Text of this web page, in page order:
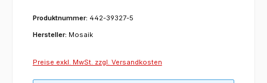
Produktnummer: 442-39327-5
Hersteller: Mosaik
Preise exkl. MwSt. zzgl. Versandkosten